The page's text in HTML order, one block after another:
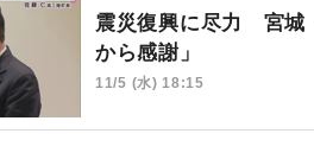
震災復興に尽力 宮城
から感謝」
11/5 (水) 18:15